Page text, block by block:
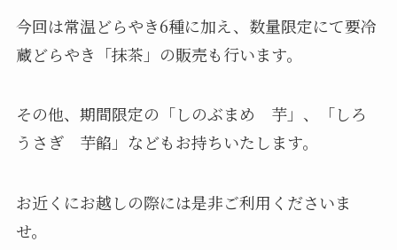
今回は常温どらやき6種に加え、数量限定にて要冷
蔵どらやき「抹茶」の販売も行います。
その他、期間限定の「しのぶまめ 芋」、「しろ
うさぎ 芋餡」などもお持ちいたします。
お近くにお越しの際には是非ご利用くださいま
せ。